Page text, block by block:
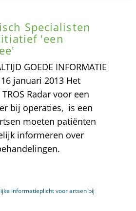
Specialisten
'een
GOEDE INFORMATIE
16 januari 2013 Het
Radar voor een
bij operaties, is een
moeten patiënten
informeren over
informatieplicht voor artsen bij